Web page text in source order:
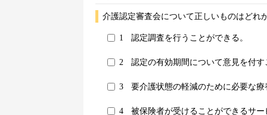
介護認定審査会について正しいものはどれ
1 認定調査を行うことができる。
2 認定の有効期間について意見を付
3 要介護状態の軽減のために必要な
4 被保険者が受けることができるサ